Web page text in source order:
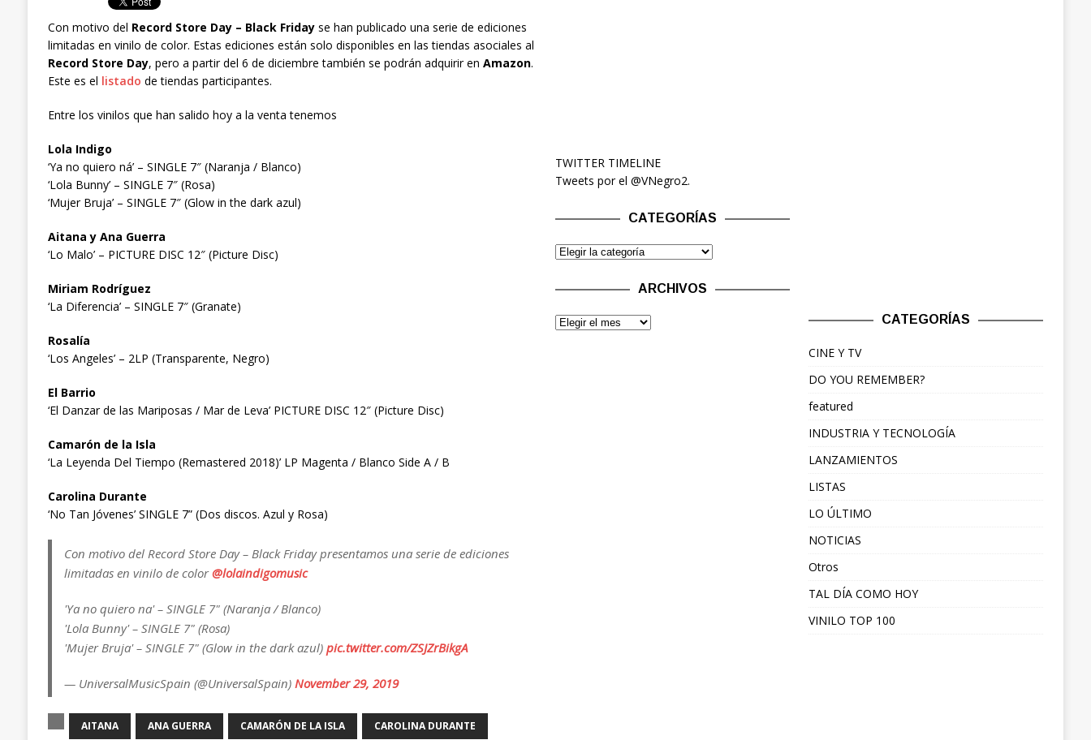
Con motivo del Record Store Day – Black Fridayse han publicado una serie de ediciones
limitadas en vinilo de color. Estas ediciones están solo disponibles en las tiendas asociales al
Record Store Day, pero a partir del 6 de diciembre también se podrán adquirir en Amazon.
Este es el listado de tiendas participantes.
Entre los vinilos que han salido hoy a la venta tenemos
Lola Indigo
‘Ya no quiero ná’ – SINGLE 7″ (Naranja / Blanco)
‘Lola Bunny’ – SINGLE 7″ (Rosa)
‘Mujer Bruja’ – SINGLE 7″ (Glow in the dark azul)
Aitana y Ana Guerra
‘Lo Malo’ – PICTURE DISC 12″ (Picture Disc)
Miriam Rodríguez
‘La Diferencia’ – SINGLE 7″ (Granate)
Rosalía
‘Los Angeles’ – 2LP (Transparente, Negro)
El Barrio
‘El Danzar de las Mariposas / Mar de Leva’ PICTURE DISC 12″ (Picture Disc)
Camarón de la Isla
‘La Leyenda Del Tiempo (Remastered 2018)’ LP Magenta / Blanco Side A / B
Carolina Durante
‘No Tan Jóvenes’ SINGLE 7” (Dos discos. Azul y Rosa)
Con motivo del Record Store Day – Black Friday presentamos una serie de ediciones
limitadas en vinilo de color@lolaindigomusic
'Ya no quiero na' – SINGLE 7" (Naranja / Blanco)
'Lola Bunny' – SINGLE 7" (Rosa)
'Mujer Bruja' – SINGLE 7" (Glow in the dark azul) pic.twitter.com/ZSJZrBikgA
— UniversalMusicSpain (@UniversalSpain) November 29, 2019
AITANA ANA GUERRA CAMARÓN DE LA ISLA CAROLINA DURANTE
TWITTER TIMELINE
Tweets por el @VNegro2.
CATEGORÍAS
ARCHIVOS
CATEGORÍAS
CINE Y TV
DO YOU REMEMBER?
featured
INDUSTRIA Y TECNOLOGÍA
LANZAMIENTOS
LISTAS
LO ÚLTIMO
NOTICIAS
Otros
TAL DÍA COMO HOY
VINILO TOP 100